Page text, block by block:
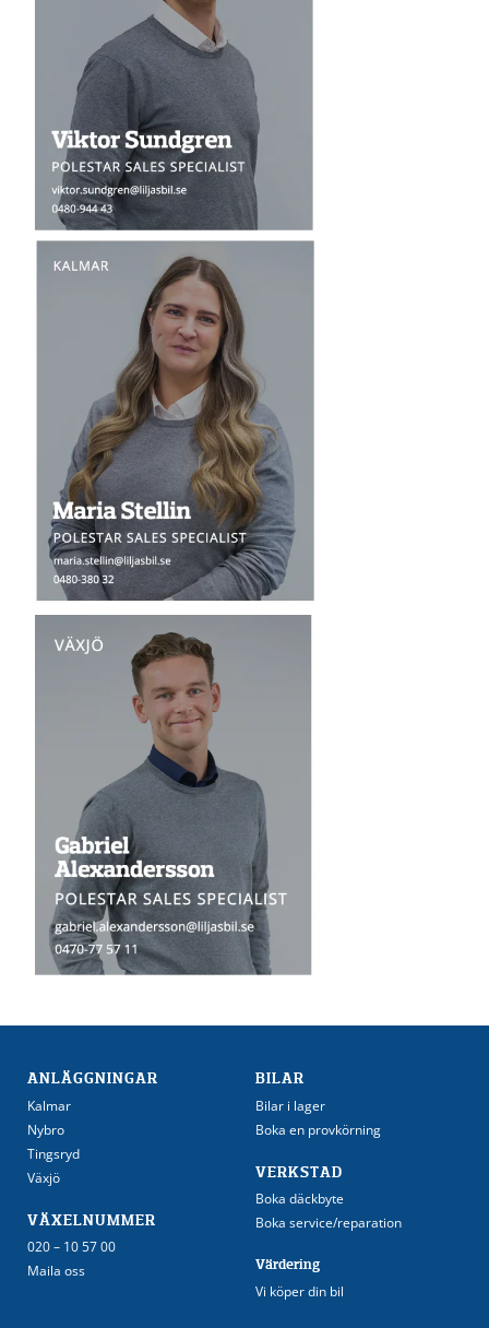
ANLÄGGNINGAR
Kalmar
Nybro
Tingsryd
Växjö
VÄXELNUMMER
020 – 10 57 00
Maila oss
BILAR
Bilar i lager
Boka en provkörning
VERKSTAD
Boka däckbyte
Boka service/reparation
Värdering
Vi köper din bil